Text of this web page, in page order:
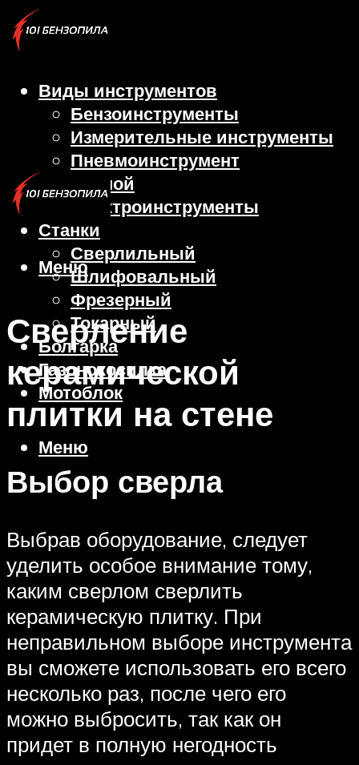
Виды инструментов
Бензоинструменты
Измерительные инструменты
Пневмоинструмент
Ручной
Электроинструменты
Станки
Сверлильный
Шлифовальный
Фрезерный
Токарный
Болгарка
Газонокосилка
Мотоблок
Меню
Меню
Сверление
керамической
плитки на стене
Выбор сверла
Выбрав оборудование, следует
уделить особое внимание тому,
каким сверлом сверлить
керамическую плитку. При
неправильном выборе инструмента
вы сможете использовать его всего
несколько раз, после чего его
можно выбросить, так как он
придет в полную негодность